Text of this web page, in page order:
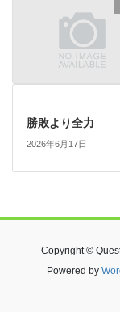
勝敗より全力
2026年6月17日
Copyright ©
Powered by